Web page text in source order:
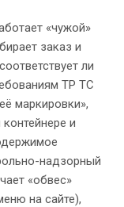
«чужой»
заказ и
ли
ТР ТС
маркировки»,
и
надзорный
«обвес»
на сайте),